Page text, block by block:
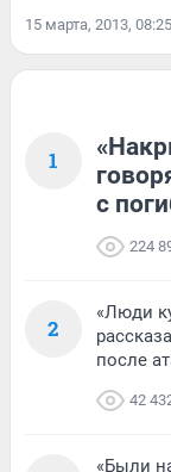
15 марта, 2013, 08:25
1
с
224
2
«Люди
после
42
«Были